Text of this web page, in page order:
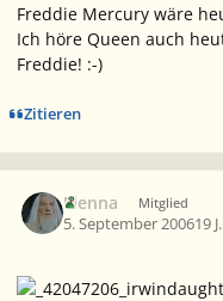
Freddie Mercury wäre
Ich höre Queen auch
Freddie! :-)
Zitieren
Elenna Mitglied
5. September 200619 J.